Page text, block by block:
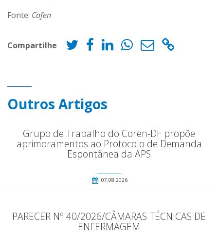
Fonte: Cofen
Compartilhe
Outros Artigos
Grupo de Trabalho do Coren-DF propõe
aprimoramentos ao Protocolo de Demanda
Espontânea da APS
07.08.2026
PARECER Nº 40/2026/CÂMARAS TÉCNICAS DE
ENFERMAGEM